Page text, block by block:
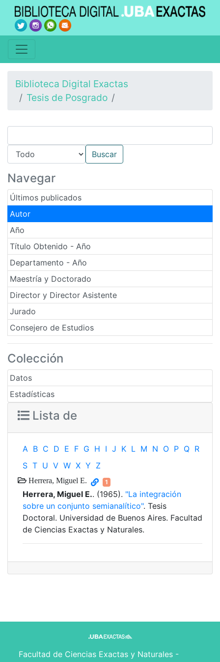
Biblioteca Digital Exactas
Tesis de Posgrado
Navegar
Últimos publicados
Autor
Año
Título Obtenido - Año
Departamento - Año
Maestría y Doctorado
Director y Director Asistente
Jurado
Consejero de Estudios
Colección
Datos
Estadísticas
Lista de
A B C D E F G H I J K L M N O P Q R
S T U V W X Y Z
Herrera, Miguel E. 1
Herrera, Miguel E.. (1965). "La integración
sobre un conjunto semianalítico". Tesis
Doctoral. Universidad de Buenos Aires. Facultad
de Ciencias Exactas y Naturales.
Facultad de Ciencias Exactas y Naturales -